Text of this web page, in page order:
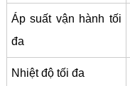
Áp suất vận hành tối
đa
Nhiệt độ tối đa